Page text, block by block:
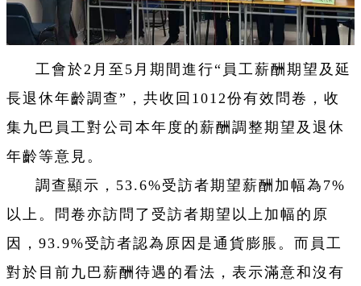
工會於2月至5月期間進行“員工薪酬期望及延
長退休年齡調查”， 共收回1012份有效問卷，收
集九巴員工對公司本年度的薪酬調整期望及退休
年齡等意見。
調查顯示，53.6%受訪者期望薪酬加幅為7%
以上。問卷亦訪問了受訪者期望以上加幅的原
因，93.9%受訪者認為原因是通貨膨脹。而員工
對於目前九巴薪酬待遇的看法，表示滿意和沒有